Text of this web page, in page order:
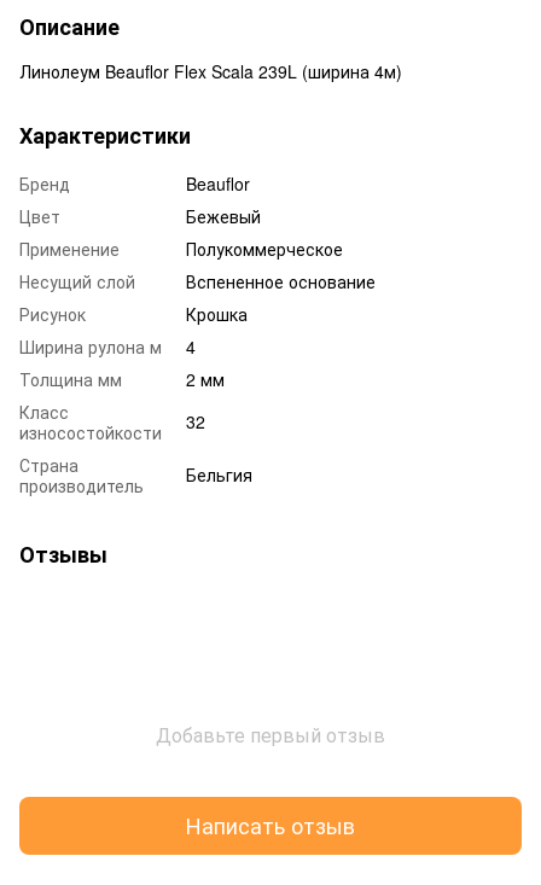
Описание
Линолеум Beauflor Flex Scala 239L (ширина 4м)
Характеристики
Бренд
Beauflor
Цвет
Бежевый
Применение
Полукоммерческое
Несущий слой
Вспененное основание
Рисунок
Крошка
Ширина рулона м
4
Толщина мм
2 мм
Класс
износостойкости
32
Страна
производитель
Бельгия
Отзывы
Добавьте первый отзыв
Написать отзыв